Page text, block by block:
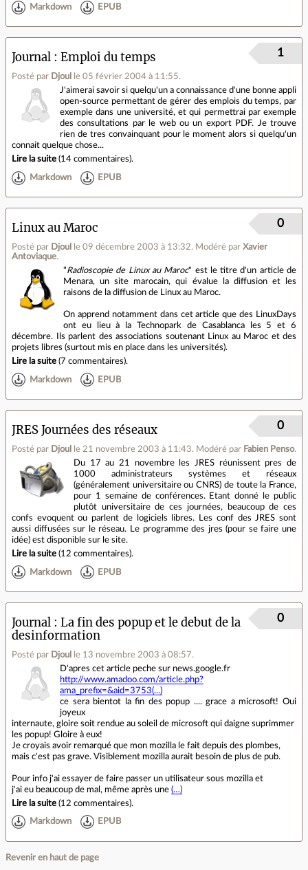
Markdown EPUB
Journal Emploi du temps
Posté par Djoul le 05 février 2004 à 11:55.
1
J'aimerai savoir si quelqu'un a connaissance d'une bonne appli
open-source permettant de gérer des emplois du temps, par
exemple dans une université, et qui permettrai par exemple
des consultations par le web ou un export PDF. Je trouve
rien de tres convainquant pour le moment alors si quelqu'un
connait quelque chose...
Lire la suite (14 commentaires).
Markdown EPUB
Linux au Maroc
Posté par Djoul le 09 décembre 2003 à 13:32. Modéré par Xavier
Antoviaque.
0
"Radioscopie de Linux au Maroc" est le titre d'un article de
Menara, un site marocain, qui évalue la diffusion et les
raisons de la diffusion de Linux au Maroc.
On apprend notamment dans cet article que des LinuxDays
ont eu lieu à la Technopark de Casablanca les 5 et 6
décembre. Ils parlent des associations soutenant Linux au Maroc et des
projets libres (surtout mis en place dans les universités).
Lire la suite (7 commentaires).
Markdown EPUB
JRES Journées des réseaux
Posté par Djoul le 21 novembre 2003 à 11:43. Modéré par Fabien Penso.
0
Du 17 au 21 novembre les JRES réunissent pres de
1000 administrateurs systèmes et réseaux
(généralement universitaire ou CNRS) de toute la France,
pour 1 semaine de conférences. Etant donné le public
plutôt universitaire de ces journées, beaucoup de ces
confs evoquent ou parlent de logiciels libres. Les conf des JRES sont
aussi diffusées sur le réseau. Le programme des jres (pour se faire une
idée) est disponible sur le site.
Lire la suite (12 commentaires).
Markdown EPUB
Journal
La fin des popup et le debut de la
desinformation
Posté par Djoul le 13 novembre 2003 à 08:57.
0
D'apres cet article peche sur news.google.fr
http://www.amadoo.com/article.php?
ama_prefix=&aid=3753(...)
ce sera bientot la fin des popup .... grace a microsoft! Oui
joyeux
internaute, gloire soit rendue au soleil de microsoft qui daigne suprimmer
les popup! Gloire à eux!
Je croyais avoir remarqué que mon mozilla le fait depuis des plombes,
mais c'est pas grave. Visiblement mozilla aurait besoin de plus de pub.
Pour info j'ai essayer de faire passer un utilisateur sous mozilla et
j'ai eu beaucoup de mal, même après une (…)
Lire la suite (12 commentaires).
Markdown EPUB
Revenir en haut de page